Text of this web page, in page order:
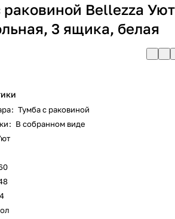
раковиной Bellezza Уют
3 ящика, белая
: Тумба с раковиной
: В собранном виде